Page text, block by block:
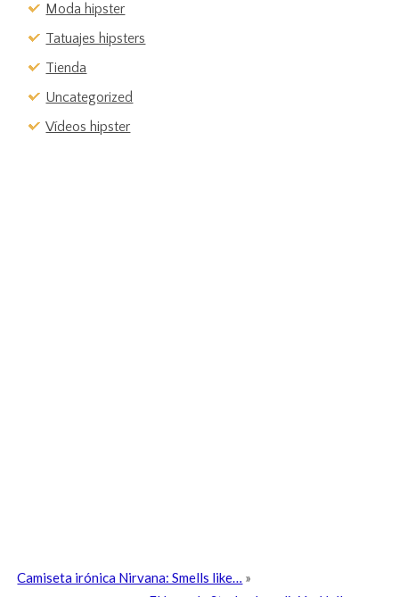
Moda hipster
Tatuajes hipsters
Tienda
Uncategorized
Vídeos hipster
Camiseta irónica Nirvana: Smells like… »